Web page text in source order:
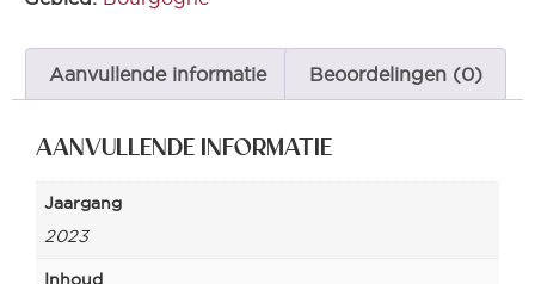
Aanvullende informatie Beoordelingen (0)
AANVULLENDE INFORMATIE
Jaargang
2023
Inhoud